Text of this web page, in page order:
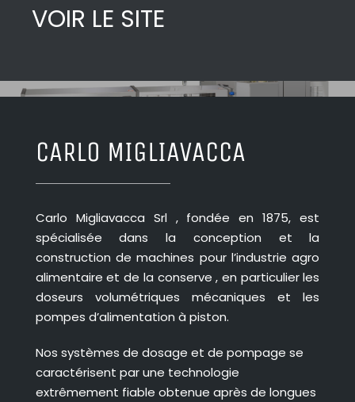
VOIR LE SITE
CARLO MIGLIAVACCA
Carlo Migliavacca Srl , fondée en 1875, est
spécialisée dans la conception et la
construction de machines pour l’industrie agro
alimentaire et de la conserve , en particulier les
doseurs volumétriques mécaniques et les
pompes d’alimentation à piston.
Nos systèmes de dosage et de pompage se
caractérisent par une technologie
extrêmement fiable obtenue après de longues